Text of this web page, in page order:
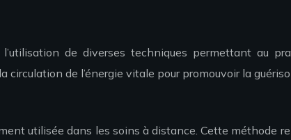
de diverses techniques permettant au
de l’énergie vitale pour promouvoir la
utilisée dans les soins à distance. Cette méthode